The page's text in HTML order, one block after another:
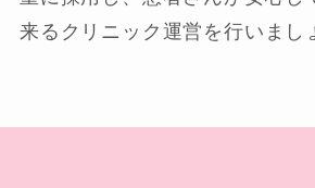
来るクリニック運営を行いまし